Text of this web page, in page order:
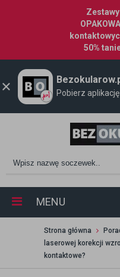
Zestawy
50%
Pobierz aplikację
MENU
Strona główna
laserowej korekcji
kontaktowe?